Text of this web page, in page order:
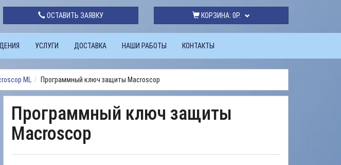
ОСТАВИТЬ ЗАЯВКУ КОРЗИНА: 0Р.
УСЛУГИ ДОСТАВКА НАШИ РАБОТЫ КОНТАКТЫ
ML Программный ключ защиты Macroscop
Программный ключ защиты
Macroscop